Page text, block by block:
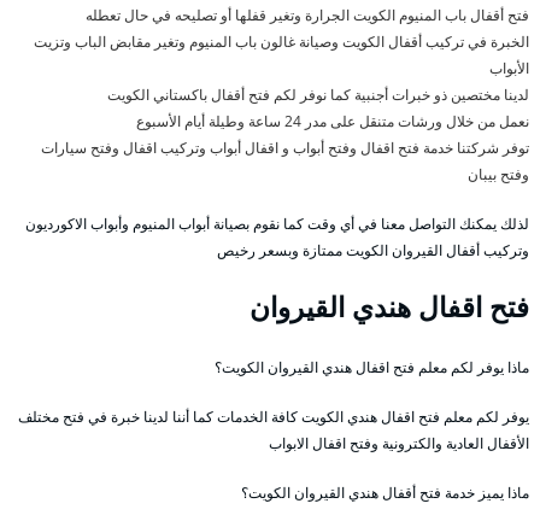
فتح أقفال باب المنيوم الكويت الجرارة وتغير قفلها أو تصليحه في حال تعطله
الخبرة في تركيب أقفال الكويت وصيانة غالون باب المنيوم وتغير مقابض الباب وتزيت
الأبواب
لدينا مختصين ذو خبرات أجنبية كما نوفر لكم فتح أقفال باكستاني الكويت
نعمل من خلال ورشات متنقل على مدر 24 ساعة وطيلة أيام الأسبوع
توفر شركتنا خدمة فتح اقفال وفتح أبواب و اقفال أبواب وتركيب اقفال وفتح سيارات
وفتح بيبان
لذلك يمكنك التواصل معنا في أي وقت كما نقوم بصيانة أبواب المنيوم وأبواب الاكورديون
وتركيب أقفال القيروان الكويت ممتازة وبسعر رخيص
فتح اقفال هندي القيروان
ماذا يوفر لكم معلم فتح اقفال هندي القيروان الكويت؟
يوفر لكم معلم فتح اقفال هندي الكويت كافة الخدمات كما أننا لدينا خبرة في فتح مختلف
الأقفال العادية والكترونية وفتح اقفال الابواب
ماذا يميز خدمة فتح أقفال هندي القيروان الكويت؟